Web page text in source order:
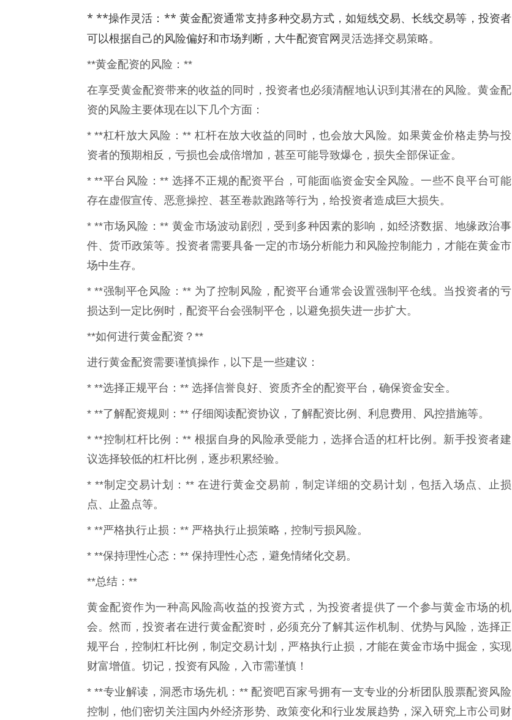
* **操作灵活：** 黄金配资通常支持多种交易方式，如短线交易、长线交易等，投资者
可以根据自己的风险偏好和市场判断， 大牛配资官网 灵活选择交易策略。
**黄金配资的风险：**
在享受黄金配资带来的收益的同时，投资者也必须清醒地认识到其潜在的风险。黄金配
资的风险主要体现在以下几个方面：
* **杠杆放大风险：** 杠杆在放大收益的同时，也会放大风险。如果黄金价格走势与投
资者的预期相反，亏损也会成倍增加，甚至可能导致爆仓，损失全部保证金。
* **平台风险：** 选择不正规的配资平台，可能面临资金安全风险。一些不良平台可能
存在虚假宣传、恶意操控、甚至卷款跑路等行为，给投资者造成巨大损失。
* **市场风险：** 黄金市场波动剧烈，受到多种因素的影响，如经济数据、地缘政治事
件、货币政策等。投资者需要具备一定的市场分析能力和风险控制能力，才能在黄金市
场中生存。
* **强制平仓风险：** 为了控制风险，配资平台通常会设置强制平仓线。当投资者的亏
损达到一定比例时，配资平台会强制平仓，以避免损失进一步扩大。
**如何进行黄金配资？**
进行黄金配资需要谨慎操作，以下是一些建议：
* **选择正规平台：** 选择信誉良好、资质齐全的配资平台，确保资金安全。
* **了解配资规则：** 仔细阅读配资协议，了解配资比例、利息费用、风控措施等。
* **控制杠杆比例：** 根据自身的风险承受能力，选择合适的杠杆比例。新手投资者建
议选择较低的杠杆比例，逐步积累经验。
* **制定交易计划：** 在进行黄金交易前，制定详细的交易计划，包括入场点、止损
点、止盈点等。
* **严格执行止损：** 严格执行止损策略，控制亏损风险。
* **保持理性心态：** 保持理性心态，避免情绪化交易。
**总结：**
黄金配资作为一种高风险高收益的投资方式，为投资者提供了一个参与黄金市场的机
会。然而，投资者在进行黄金配资时，必须充分了解其运作机制、优势与风险，选择正
规平台，控制杠杆比例，制定交易计划，严格执行止损，才能在黄金市场中掘金，实现
财富增值。切记，投资有风险，入市需谨慎！
* **专业解读，洞悉市场先机：** 配资吧百家号拥有一支专业的分析团队股票配资风险
控制，他们密切关注国内外经济形势、政策变化和行业发展趋势，深入研究上市公司财